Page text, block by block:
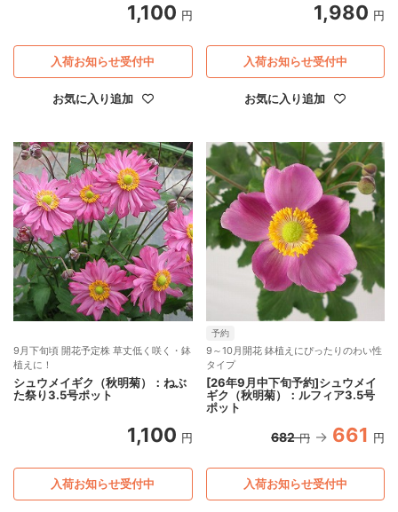
1,100 円
お気に入り追加
入荷お知らせ受付中
1,980 円
お気に入り追加
入荷お知らせ受付中
9月下旬頃 開花予定株 草丈低く咲く・鉢
植えに！
シュウメイギク（秋明菊）：ねぶ
た祭り3.5号ポット
1,100 円
入荷お知らせ受付中
予約
9～10月開花 鉢植えにぴったりのわい性
タイプ
[26年9月中下旬予約]シュウメイ
ギク（秋明菊）：ルフィア3.5号
ポット
682 円 661 円
入荷お知らせ受付中